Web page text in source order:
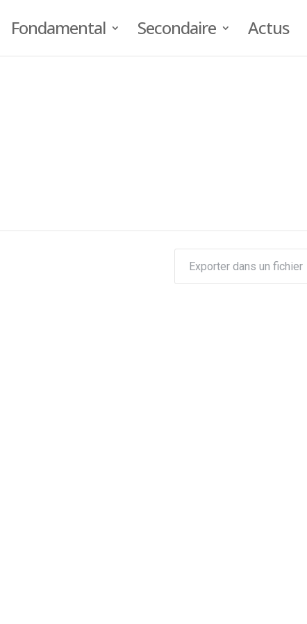
Fondamental Secondaire Actus
Exporter dans un fichier